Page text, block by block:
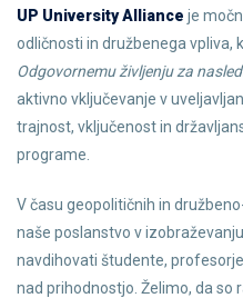
UP University Alliance je
odličnosti in družbenega vpliva,
Odgovornemu življenju za
aktivno vključevanje v
trajnost, vključenost in
programe.
V času geopolitičnih in
naše poslanstvo v
navdihovati študente,
nad prihodnostjo. Želimo, da so